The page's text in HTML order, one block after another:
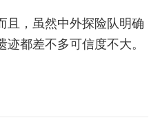
且，虽然中外探险队明确
都差不多可信度不大。